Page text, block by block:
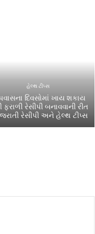
હેલ્થ ટીપ્સ
દિવસોમાં ખાય શકાય
ફરાળી રેસીપી બનાવવાની રીત
રેસીપી અને હેલ્થ ટીપ્સ